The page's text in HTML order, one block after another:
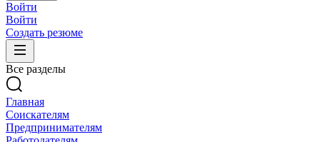
Войти
Войти
Создать резюме
Все разделы
Главная
Соискателям
Предпринимателям